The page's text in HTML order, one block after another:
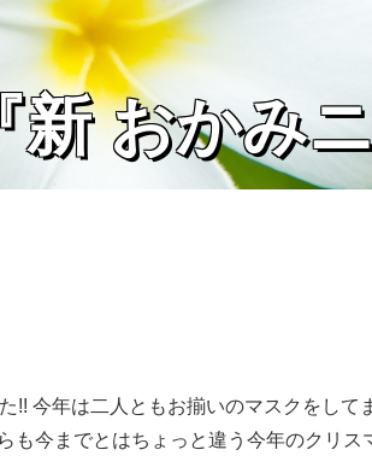
おかみニ
今年は二人ともお揃いのマスクをし
今までとはちょっと違う今年のクリス